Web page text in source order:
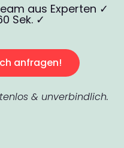
aus Experten ✓
Sek. ✓
anfragen!
& unverbindlich.